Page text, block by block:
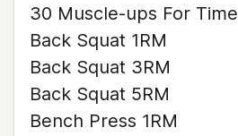
30 Muscle-ups For Time
Back Squat 1RM
Back Squat 3RM
Back Squat 5RM
Bench Press 1RM